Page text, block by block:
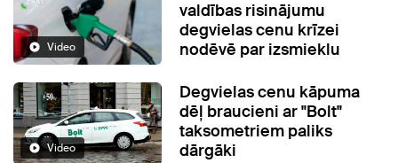
Video
valdības risinājumu
degvielas cenu krīzei
nodēvē par izsmieklu
Video
Degvielas cenu kāpuma
dēļ braucieni ar "Bolt"
taksometriem paliks
dārgāki